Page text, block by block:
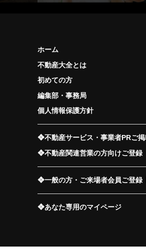
ホーム
不動産大全とは
初めての方
編集部・事務局
個人情報保護方針
❖不動産サービス・事業者PRご掲
❖不動産関連営業の方向けご登録
❖一般の方・ご来場者会員ご登録
❖あなた専用のマイページ